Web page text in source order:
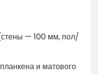
— 100 мм, пол/
и матового